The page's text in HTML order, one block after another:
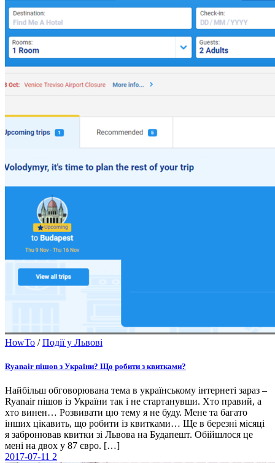
HowTo /Події у Львові
Ryanair пішов з України? Що робити з квитками?
Найбільш обговорювана тема в українському інтернеті зараз –
Ryanair пішов із України так і не стартанувши. Хто правий, а
хто винен… Розвивати цю тему я не буду. Мене та багато
інших цікавить, що робити із квитками… Ще в березні місяці
я забронював квитки зі Львова на Будапешт. Обійшлося це
мені на двох у 87 євро. […]
2017-07-11 2